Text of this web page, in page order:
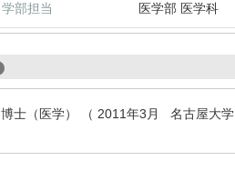
学部担当 医学部 医学科
博士（医学） （ 2011年3月 名古屋大学